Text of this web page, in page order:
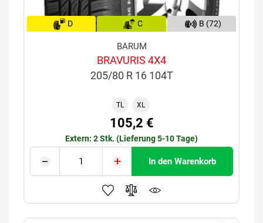
D C B (72)
BARUM
BRAVURIS 4X4
205/80 R 16 104T
TL XL
105,2 €
Extern: 2 Stk. (Lieferung 5-10 Tage)
In den Warenkorb